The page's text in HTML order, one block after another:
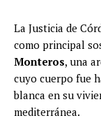
La Justicia de
como principal
Monteros, una
cuyo cuerpo fue
blanca en su
mediterránea.